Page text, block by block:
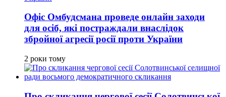
Офіс Омбудсмана проведе онлайн заходи
для осіб, які постраждали внаслідок
збройної агресії росії проти України
2 роки тому